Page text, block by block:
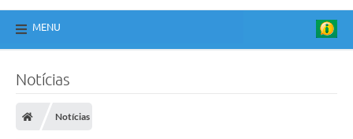
MENU
Notícias
Notícias